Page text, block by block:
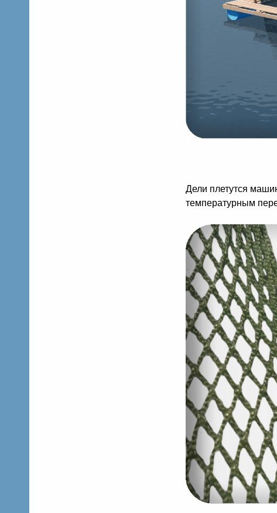
Дели плетутся
температурным